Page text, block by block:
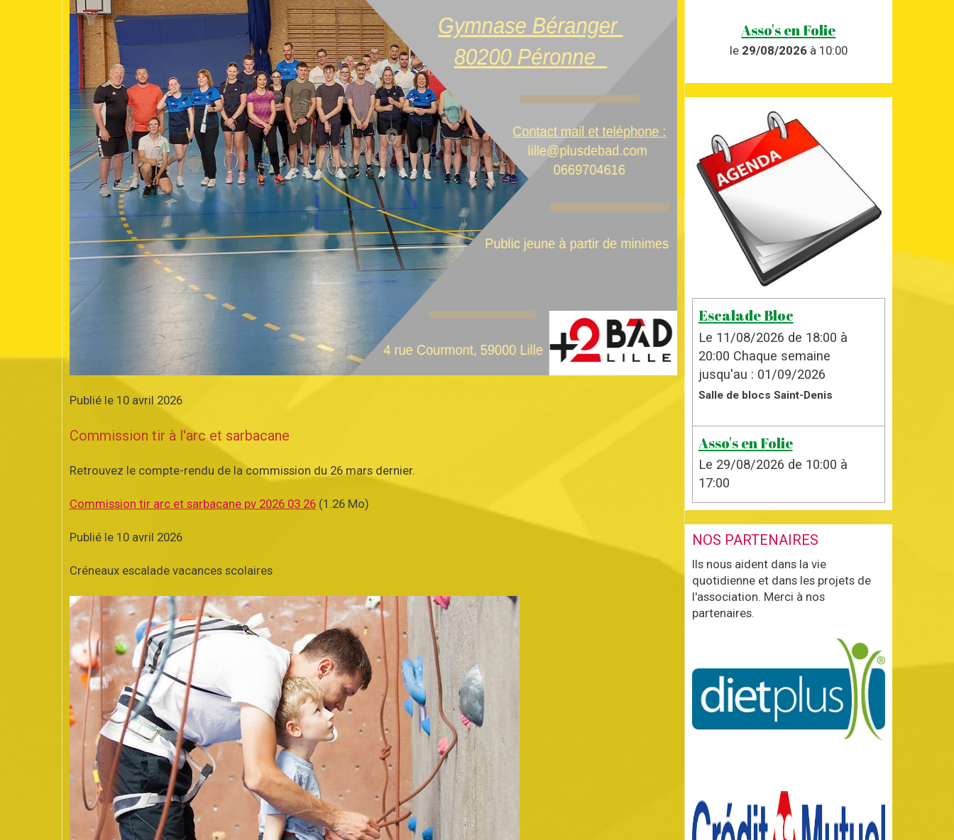
Publié le 10 avril 2026
Commission tir à l'arc et sarbacane
Retrouvez le compte-rendu de la commission du 26 mars dernier.
Commission tir arc et sarbacane pv 2026 03 26 (1.26 Mo)
Publié le 10 avril 2026
Créneaux escalade vacances scolaires
Asso's en Folie
le 29/08/2026à 10:00
Escalade Bloc
Le 11/08/2026 de 18:00 à
20:00 Chaque semaine
jusqu'au : 01/09/2026
Salle de blocs Saint-Denis
Asso's en Folie
Le 29/08/2026 de 10:00 à
17:00
NOS PARTENAIRES
Ils nous aident dans la vie
quotidienne et dans les projets de
l'association. Merci à nos
partenaires.